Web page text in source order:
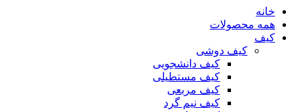
خانه
همه محصولات
کیف
کیف دوشی
کیف دانشجویی
کیف مستطیلی
کیف مربعی
کیف نیم گرد